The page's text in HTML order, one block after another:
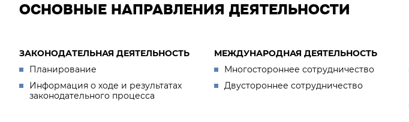
ОСНОВНЫЕ НАПРАВЛЕНИЯ ДЕЯТЕЛЬНОСТИ
ЗАКОНОДАТЕЛЬНАЯ ДЕЯТЕЛЬНОСТЬ
Планирование
Информация о ходе и результатах
законодательного процесса
МЕЖДУНАРОДНАЯ ДЕЯТЕЛЬНОСТЬ
Многостороннее сотрудничество
Двустороннее сотрудничество